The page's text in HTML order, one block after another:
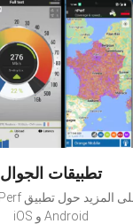
تطبيقات الجوال
Android و iOS